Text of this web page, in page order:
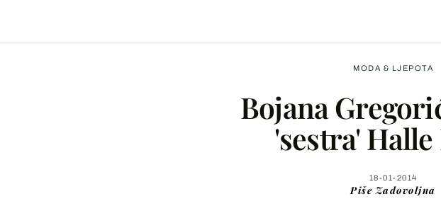
MODA & LJEPOTA
Bojana
'sestra'
18-01-2014
Piše Zadovoljna